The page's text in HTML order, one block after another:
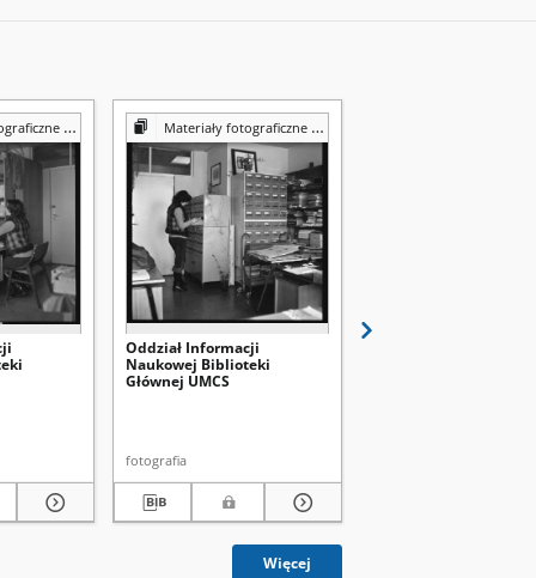
Biblioteki UMCS Materiały fotograficzne z Pracowni Reprografii Biblioteki UMCS
Oddział Informacji
Naukowej Biblioteki
Głównej UMCS
fotografia
Więcej